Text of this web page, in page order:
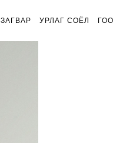
ЗАГВАР УРЛАГ СОЁЛ